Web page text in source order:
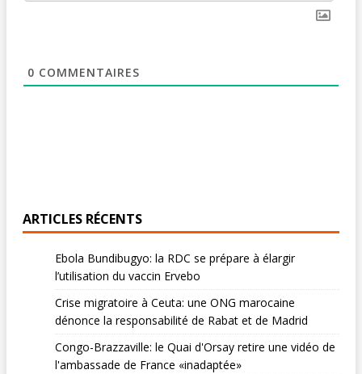
0 COMMENTAIRES
ARTICLES RÉCENTS
Ebola Bundibugyo: la RDC se prépare à élargir
l’utilisation du vaccin Ervebo
Crise migratoire à Ceuta: une ONG marocaine
dénonce la responsabilité de Rabat et de Madrid
Congo-Brazzaville: le Quai d'Orsay retire une vidéo de
l'ambassade de France «inadaptée»